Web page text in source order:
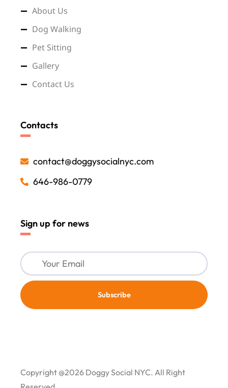
About Us
Dog Walking
Pet Sitting
Gallery
Contact Us
Contacts
contact@doggysocialnyc.com
646-986-0779
Sign up for news
Your
Email
Subscribe
Copyright @2026 Doggy Social NYC. All Right